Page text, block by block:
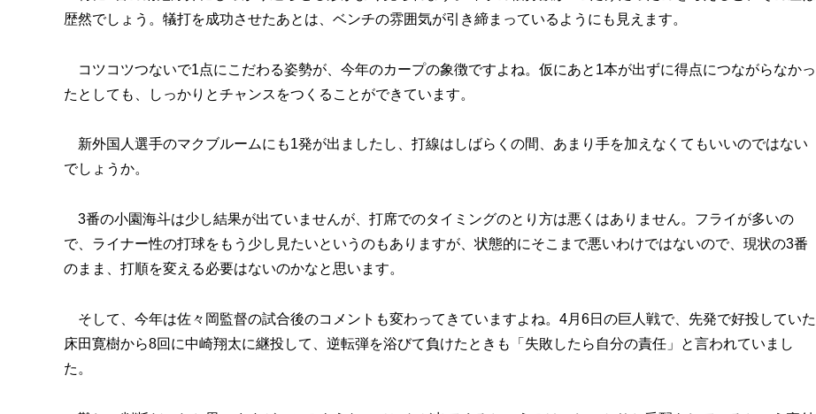
歴然でしょう。犠打を成功させたあとは、ベンチの雰囲気が引き締まっているようにも見えます。
コツコツつないで1点にこだわる姿勢が、今年のカープの象徴ですよね。仮にあと1本が出ずに得点につながらなかっ
たとしても、しっかりとチャンスをつくることができています。
新外国人選手のマクブルームにも1発が出ましたし、打線はしばらくの間、あまり手を加えなくてもいいのではない
でしょうか。
3番の小園海斗は少し結果が出ていませんが、打席でのタイミングのとり方は悪くはありません。フライが多いの
で、ライナー性の打球をもう少し見たいというのもありますが、状態的にそこまで悪いわけではないので、現状の3番
のまま、打順を変える必要はないのかなと思います。
そして、今年は佐々岡監督の試合後のコメントも変わってきていますよね。4月6日の巨人戦で、先発で好投していた
床田寛樹から8回に中崎翔太に継投して、逆転弾を浴びて負けたときも「失敗したら自分の責任」と言われていまし
た。